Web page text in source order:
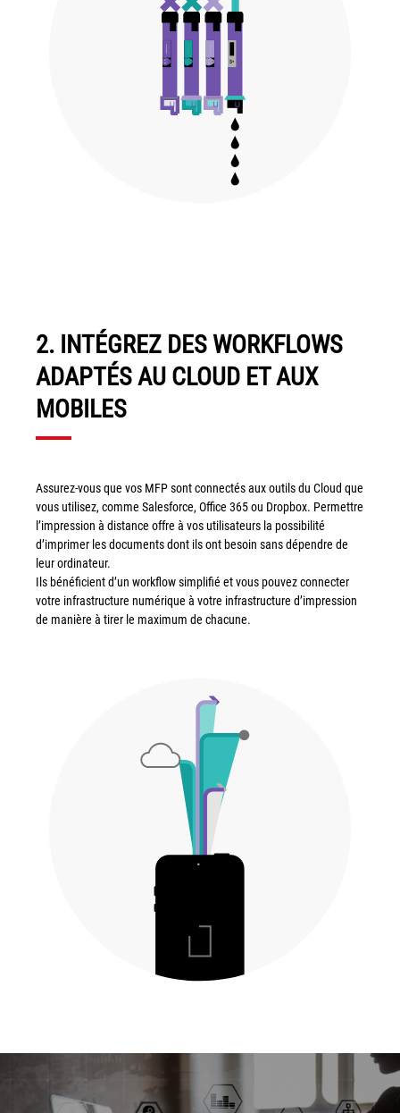
Villefranche Beaujolais
Tel : 04 37 64 64 02
Linkedin
XEROX I Concessionnaire Agrée
Blog
Guide GED
Contact
2. INTÉGREZ DES WORKFLOWS
ADAPTÉS AU CLOUD ET AUX
MOBILES
Assurez-vous que vos MFP sont connectés aux outils du Cloud que
vous utilisez, comme Salesforce, Office 365 ou Dropbox. Permettre
l’impression à distance offre à vos utilisateurs la possibilité
d’imprimer les documents dont ils ont besoin sans dépendre de
leur ordinateur.
Ils bénéficient d’un workflow simplifié et vous pouvez connecter
votre infrastructure numérique à votre infrastructure d’impression
de manière à tirer le maximum de chacune.